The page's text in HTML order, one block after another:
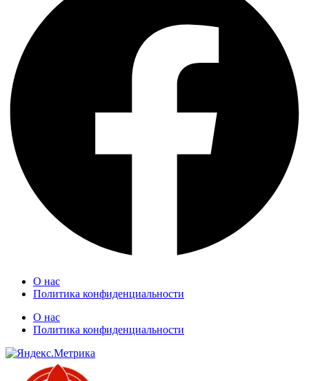
О нас
Политика конфиденциальности
О нас
Политика конфиденциальности